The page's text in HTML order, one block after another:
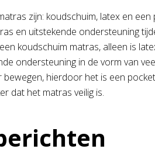
zijn: koudschuim, latex en
en uitstekende ondersteuning
koudschuim matras, alleen is
ondersteuning in de vorm van
hierdoor het is een
dat het matras veilig is.